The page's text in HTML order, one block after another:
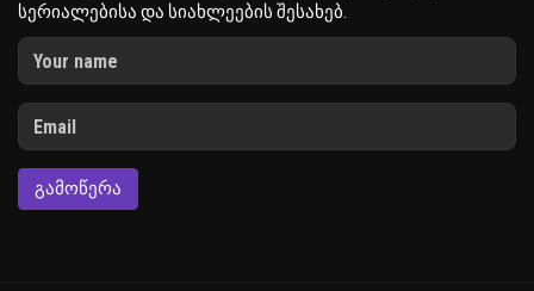
სერიალებისა და სიახლეების შესახებ.
ᲒᲐᲛᲝᲬᲔᲠᲐ